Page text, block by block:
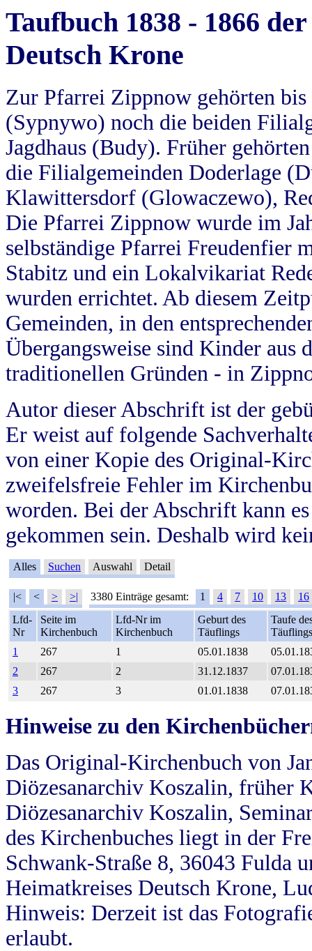
Taufbuch 1838 - 1866
Deutsch Krone
Zur Pfarrei Zippnow gehörten
(Sypnywo) noch die beiden
Jagdhaus (Budy). Früher
die Filialgemeinden Doderlage
Klawittersdorf (Glowaczewo),
Die Pfarrei Zippnow wurde im
selbständige Pfarrei Freudenfier
Stabitz und ein Lokalvikariat
wurden errichtet. Ab diesem
Gemeinden, in den
Übergangsweise sind Kinder aus
traditionellen Gründen - in
Autor dieser Abschrift ist der
Er weist auf folgende
von einer Kopie des Original-
zweifelsfreie Fehler im
worden. Bei der Abschrift kann
gekommen sein. Deshalb wird
Alles Suchen Auswahl Detail
|< < > >| 3380 Einträge gesamt: 1 4 7 10 13
16
Lfd-
Nr
Seite im
Kirchenbuch
Lfd-Nr im
Kirchenbuch
Geburt des
Täuflings
Taufe
Täuflings
1
267 1 05.01.1838
2
267 2 31.12.1837
3
267 3 01.01.1838
Hinweise zu den
Das Original-Kirchenbuch von
Diözesanarchiv Koszalin, früher
Diözesanarchiv Koszalin,
des Kirchenbuches liegt in der
Schwank-Straße 8, 36043 Fulda
Heimatkreises Deutsch Krone,
Hinweis: Derzeit ist das
erlaubt.